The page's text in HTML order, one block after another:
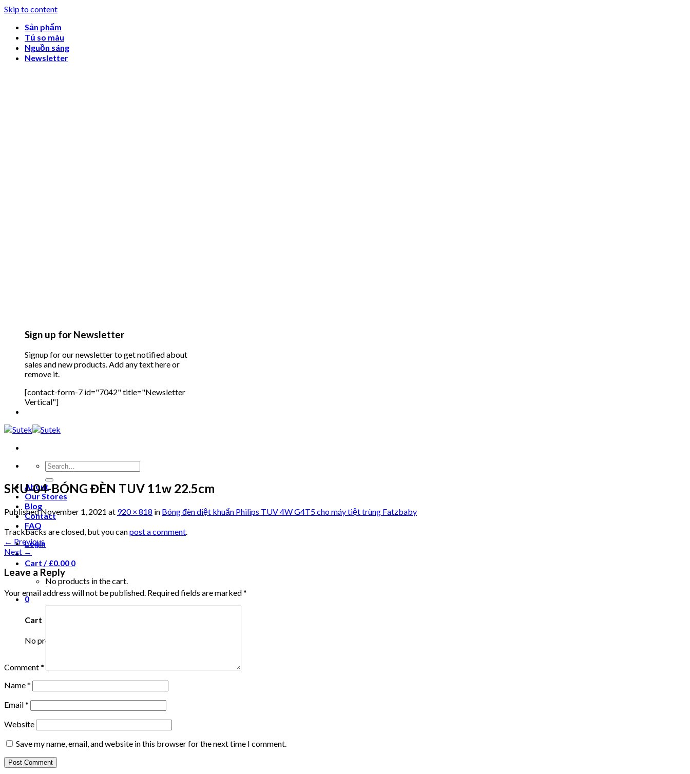
Skip to content
Sản phẩm
Tủ so màu
Nguồn sáng
Newsletter
Sign up for Newsletter
Signup for our newsletter to get notified about
sales and new products. Add any text here or
remove it.
[contact-form-7 id="7042" title="Newsletter
Vertical"]
About
Our Stores
Blog
Contact
FAQ
Login
Cart /£0.00 0
No products in the cart.
0
Cart
No products in the cart.
SKU-04-BÓNG ĐÈN TUV 11w 22.5cm
PublishedNovember 1, 2021 at 920 × 818 in Bóng đèn diệt khuẩn Philips TUV 4W G4T5 cho máy tiệt trùng Fatzbaby
Trackbacks are closed, but you canpost a comment.
← Previous
Next →
Leave a Reply
Your email address will not be published. Required fields are marked*
Comment*
Name*
Email*
Website
Save my name, email, and website in this browser for the next time I comment.